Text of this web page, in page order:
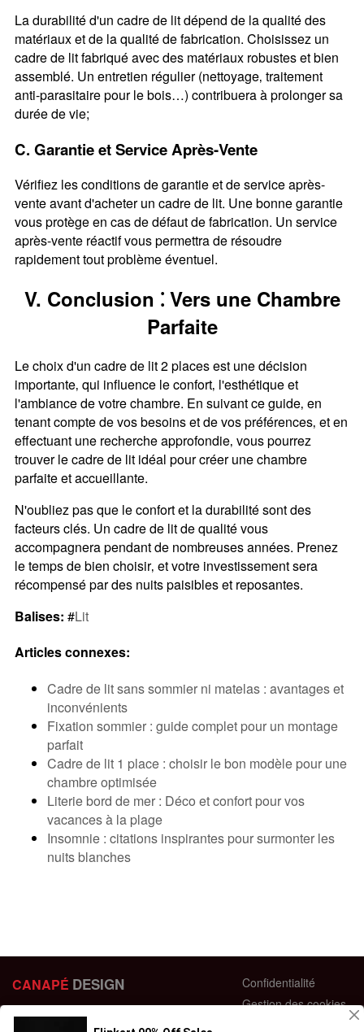
La durabilité d'un cadre de lit dépend de la qualité des
matériaux et de la qualité de fabrication. Choisissez un
cadre de lit fabriqué avec des matériaux robustes et bien
assemblé. Un entretien régulier (nettoyage‚ traitement
anti-parasitaire pour le bois…) contribuera à prolonger sa
durée de vie;
C. Garantie et Service Après-Vente
Vérifiez les conditions de garantie et de service après-
vente avant d'acheter un cadre de lit. Une bonne garantie
vous protège en cas de défaut de fabrication. Un service
après-vente réactif vous permettra de résoudre
rapidement tout problème éventuel.
V. Conclusion ⁚ Vers une Chambre
Parfaite
Le choix d'un cadre de lit 2 places est une décision
importante‚ qui influence le confort‚ l'esthétique et
l'ambiance de votre chambre. En suivant ce guide‚ en
tenant compte de vos besoins et de vos préférences‚ et en
effectuant une recherche approfondie‚ vous pourrez
trouver le cadre de lit idéal pour créer une chambre
parfaite et accueillante.
N'oubliez pas que le confort et la durabilité sont des
facteurs clés. Un cadre de lit de qualité vous
accompagnera pendant de nombreuses années. Prenez
le temps de bien choisir‚ et votre investissement sera
récompensé par des nuits paisibles et reposantes.
Balises: #Lit
Articles connexes:
Cadre de lit sans sommier ni matelas : avantages et
inconvénients
Fixation sommier : guide complet pour un montage
parfait
Cadre de lit 1 place : choisir le bon modèle pour une
chambre optimisée
Literie bord de mer : Déco et confort pour vos
vacances à la plage
Insomnie : citations inspirantes pour surmonter les
nuits blanches
CANAPÉ DESIGN
44 bis Rue des Bardines
Confidentialité
Gestion des cookies